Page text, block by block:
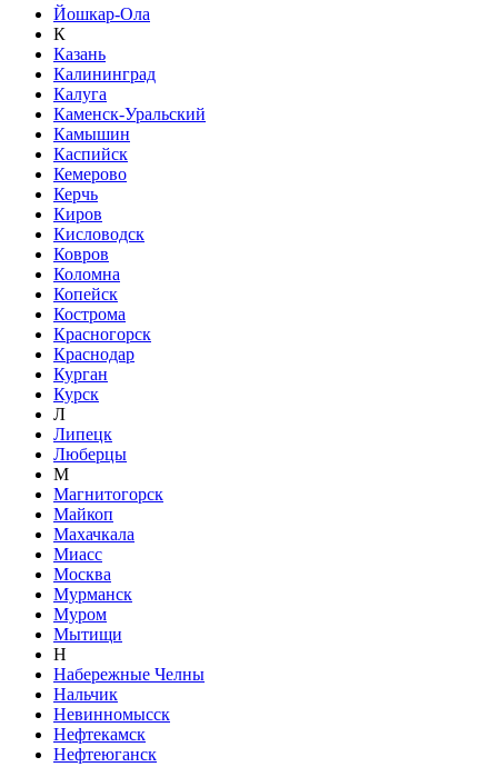
Йошкар-Ола
К
Казань
Калининград
Калуга
Каменск-Уральский
Камышин
Каспийск
Кемерово
Керчь
Киров
Кисловодск
Ковров
Коломна
Копейск
Кострома
Красногорск
Краснодар
Курган
Курск
Л
Липецк
Люберцы
М
Магнитогорск
Майкоп
Махачкала
Миасс
Москва
Мурманск
Муром
Мытищи
Н
Набережные Челны
Нальчик
Невинномысск
Нефтекамск
Нефтеюганск